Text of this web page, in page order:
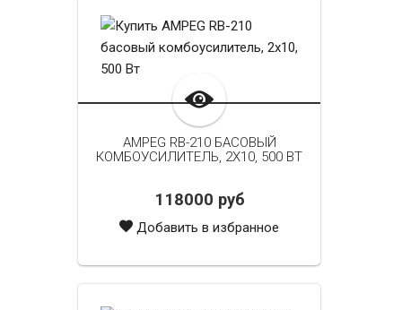
AMPEG RB-210 БАСОВЫЙ
КОМБОУСИЛИТЕЛЬ, 2X10, 500 ВТ
118000 руб
Добавить в избранное